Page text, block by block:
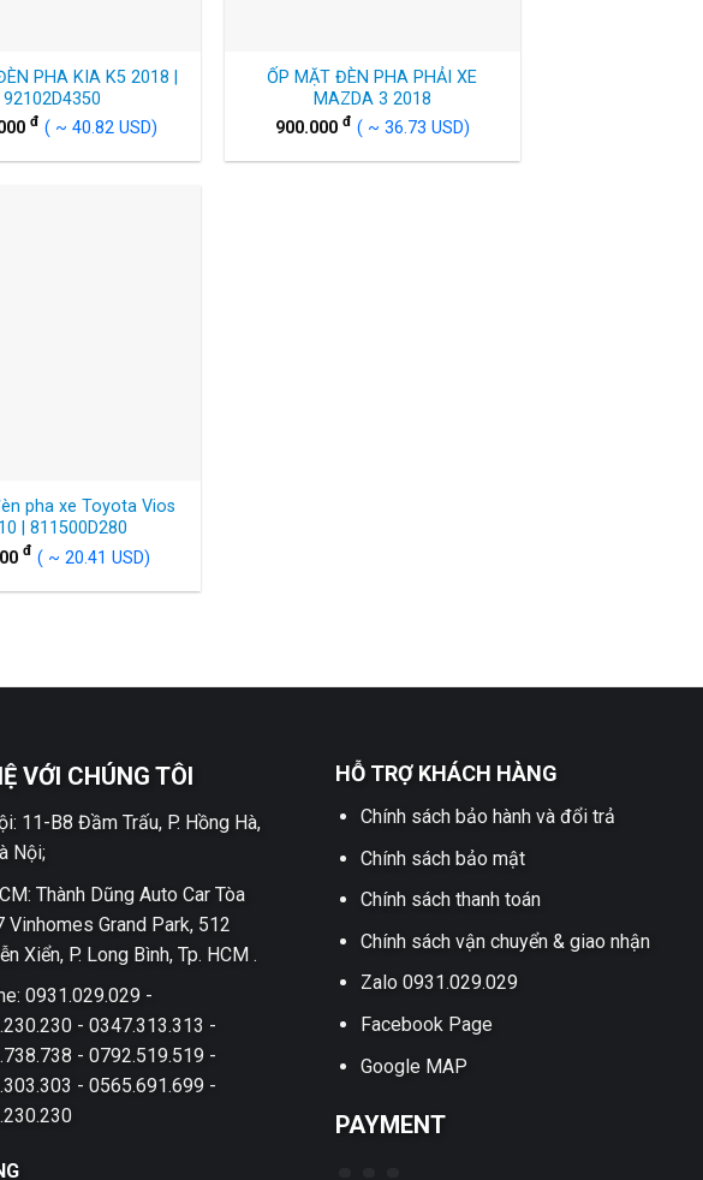
PHA KIA K5 2018 |
92102D4350
đ ( ~ 40.82 USD)
ỐP MẶT ĐÈN PHA PHẢI XE
MAZDA 3 2018
900.000 đ ( ~ 36.73 USD)
pha xe Toyota Vios
| 811500D280
đ ( ~ 20.41 USD)
VỚI CHÚNG TÔI
11-B8 Đầm Trấu, P. Hồng Hà,
Nội;
Thành Dũng Auto Car Tòa
Vinhomes Grand Park, 512
Xiển, P. Long Bình, Tp. HCM .
0931.029.029 -
- 0347.313.313 -
- 0792.519.519 -
- 0565.691.699 -
HỖ TRỢ KHÁCH HÀNG
Chính sách bảo hành và đổi trả
Chính sách bảo mật
Chính sách thanh toán
Chính sách vận chuyển & giao nhận
Zalo 0931.029.029
Facebook Page
Google MAP
PAYMENT